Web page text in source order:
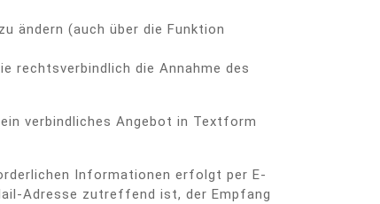
ändern (auch über die Funktion
rechtsverbindlich die Annahme des
verbindliches Angebot in Textform
Informationen erfolgt per E-
Adresse zutreffend ist, der Empfang